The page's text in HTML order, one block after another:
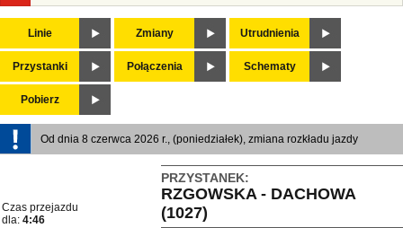
Linie Zmiany Utrudnienia
Przystanki Połączenia Schematy
Pobierz
Od dnia 8 czerwca 2026 r., (poniedziałek), zmiana rozkładu jazdy
PRZYSTANEK:
RZGOWSKA - DACHOWA
(1027)
Czas przejazdu
dla: 4:46